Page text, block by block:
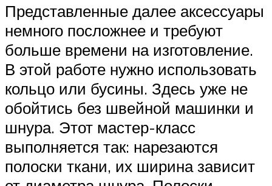
Представленные далее аксессуары
немного посложнее и требуют
больше времени на изготовление.
В этой работе нужно использовать
кольцо или бусины. Здесь уже не
обойтись без швейной машинки и
шнура. Этот мастер-класс
выполняется так: нарезаются
полоски ткани, их ширина зависит